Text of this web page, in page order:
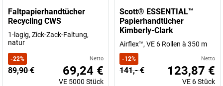
Faltpapierhandtücher
Recycling CWS
1-lagig, Zick-Zack-Faltung,
natur
-22% Netto
89,90 € 69,24 €
VE 5000 Stück
Scott® ESSENTIAL™
Papierhandtücher
Kimberly-Clark
Airflex™, VE 6 Rollen à 350 m
-12% Netto
141,- € 123,87 €
VE 6Stück